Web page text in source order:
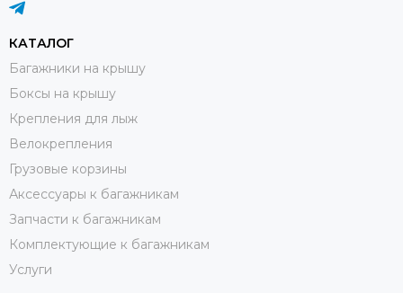
КАТАЛОГ
Багажники на крышу
Боксы на крышу
Крепления для лыж
Велокрепления
Грузовые корзины
Аксессуары к багажникам
Запчасти к багажникам
Комплектующие к багажникам
Услуги